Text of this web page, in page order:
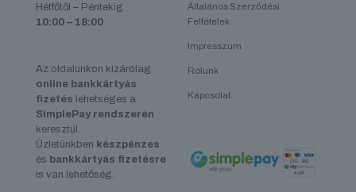
Hétfőtől – Péntekig
10:00 – 18:00
Az oldalunkon kizárólag
online bankkártyás
fizetés lehetséges a
SimplePay rendszerén
keresztül.
Üzletünkben készpénzes
és bankkártyás fizetésre
is van lehetőség.
Általános Szerződési
Feltételek
Impresszum
Rólunk
Kapcsolat